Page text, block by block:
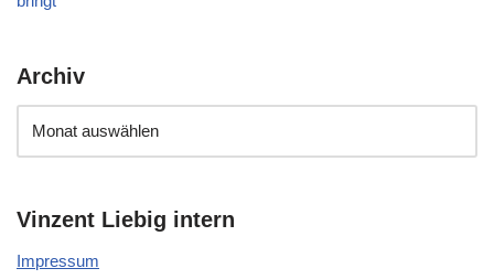
Archiv
Vinzent Liebig intern
Impressum